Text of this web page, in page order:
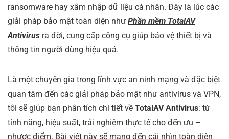
ransomware hay xâm nhập dữ liệu cá nhân. Đây là lúc các
giải pháp bảo mật toàn diện như Phần mềm TotalAV
Antivirus ra đời, cung cấp công cụ giúp bảo vệ thiết bị và
thông tin người dùng hiệu quả.
Là một chuyên gia trong lĩnh vực an ninh mạng và đặc biệt
quan tâm đến các giải pháp bảo mật như antivirus và VPN,
tôi sẽ giúp bạn phân tích chi tiết về TotalAV Antivirus: từ
tính năng, hiệu suất, trải nghiệm thực tế cho đến ưu –
nhược điểm. Bài viết này sẽ mang đến cái nhìn toàn diện